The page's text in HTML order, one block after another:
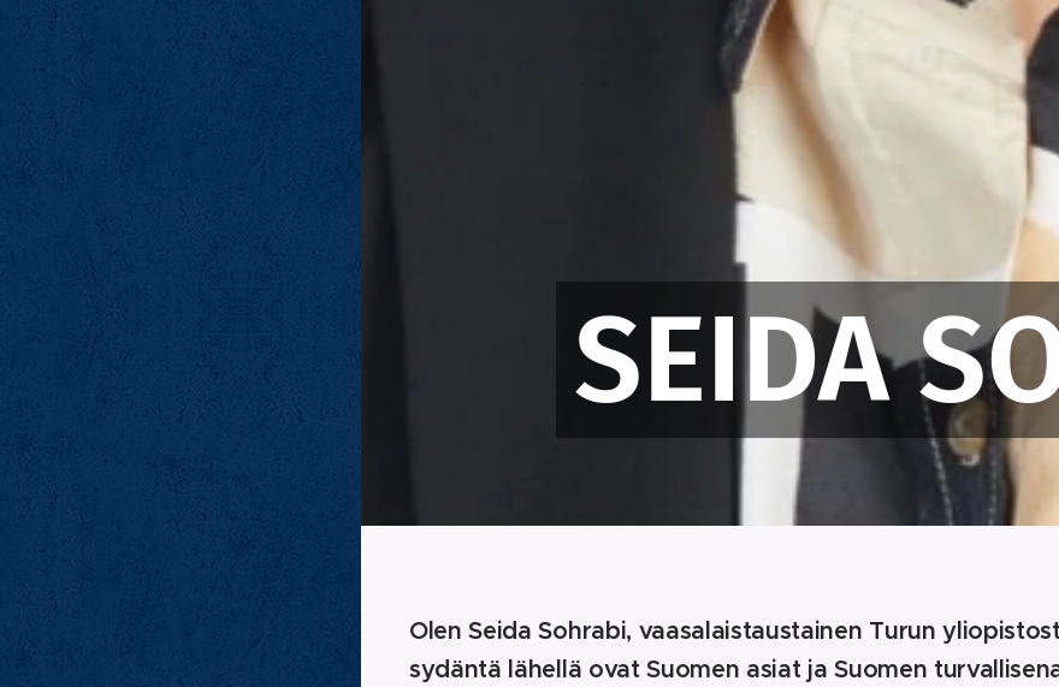
SEIDA
Olen Seida Sohrabi, vaasalaistaustainen Turun
sydäntä lähellä ovat Suomen asiat ja Suomen